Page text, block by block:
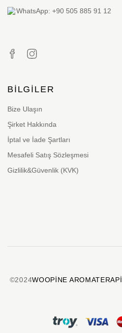
WhatsApp: +90 505 885 91 12
BILGILER
Bize Ulaşın
Şirket Hakkında
İptal ve İade Şartları
Mesafeli Satış Sözleşmesi
Gizlilik&Güvenlik (KVK)
©2024WOOPINE AROMATERAPI